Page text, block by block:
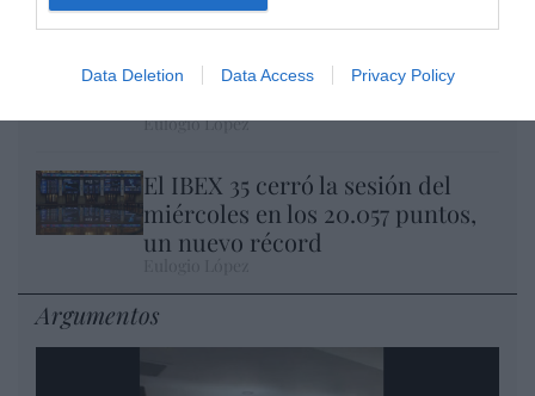
Data Deletion Data Access Privacy Policy
con Hacienda por 700.000
Eulogio López
El IBEX 35 cerró la sesión del
miércoles en los 20.057 puntos,
un nuevo récord
Argumentos